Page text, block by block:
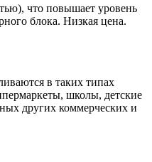
что повышает уровень
блока. Низкая цена.
в таких типах
школы, детские
других коммерческих и